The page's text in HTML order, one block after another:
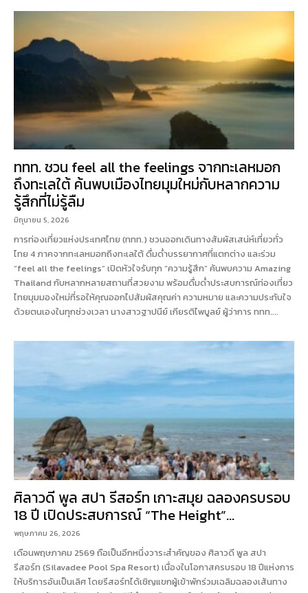
ททท. ชวน feel all the feelings จากทะเลหมอก
ถึงทะเลใต้ ค้นพบเมืองไทยมุมใหม่กับหลากความ
รู้สึกที่ไม่รู้ลืม
มิถุนายน 5, 2026
การท่องเที่ยวแห่งประเทศไทย (ททท.) ชวนออกเดินทางสัมผัสเสน่ห์เที่ยวทั่ว
ไทย 4 ภาคจากทะเลหมอกถึงทะเลใต้ ดื่มด่ำบรรยากาศที่แตกต่าง และร่วม
“feel all the feelings” เปิดหัวใจรับทุก “ความรู้สึก” ค้นพบความ Amazing
Thailand กับหลากหลายสถานที่สวยงาม พร้อมดื่มด่ำประสบการณ์ท่องเที่ยว
ไทยมุมมองใหม่ที่รอให้คุณออกไปสัมผัสคุณค่า ความหมาย และความประทับใจ
ด้วยตนเองในทุกช่วงเวลา นางสาวฐาปนีย์ เกียรติไพบูลย์ ผู้ว่าการ ททท....
ศิลาวดี พูล สปา รีสอร์ท เกาะสมุย ฉลองครบรอบ
18 ปี เปิดประสบการณ์ “The Height”...
พฤษภาคม 26, 2026
เดือนพฤษภาคม 2569 ถือเป็นอีกหนึ่งวาระสำคัญของ ศิลาวดี พูล สปา
รีสอร์ท (Silavadee Pool Spa Resort) เนื่องในโอกาสครบรอบ 18 ปีแห่งการ
ให้บริการอันเป็นเลิศ โดยรีสอร์ทได้เชิญแขกผู้เข้าพักร่วมเฉลิมฉลองเส้นทาง